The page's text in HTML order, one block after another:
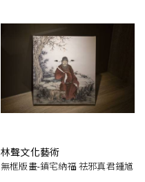
林聲文化藝術
無框版畫-鎮宅納福 祛邪真君鍾馗